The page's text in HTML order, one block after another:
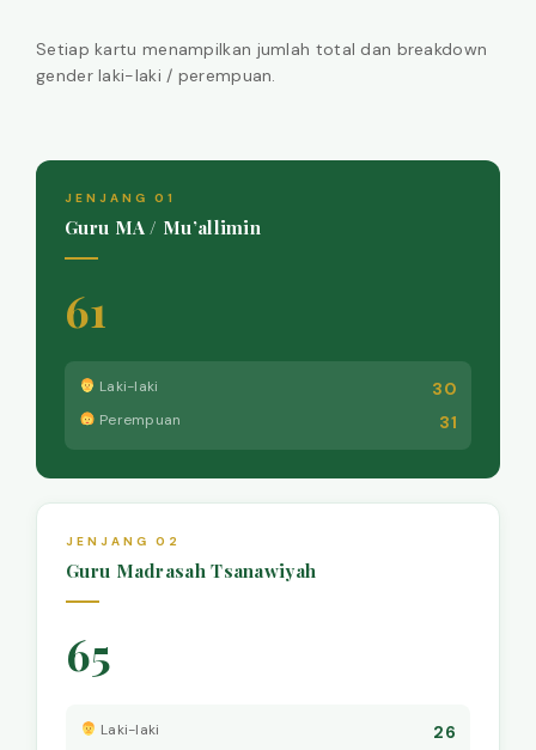
Setiap kartu menampilkan jumlah total dan breakdown
gender laki-laki / perempuan.
JENJANG 01
Guru MA / Mu’allimin
61
Laki-laki 30
Perempuan 31
JENJANG 02
Guru Madrasah Tsanawiyah
65
Laki-laki 26